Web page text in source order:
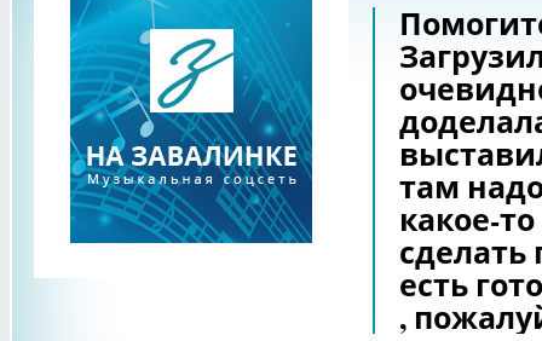
там
какое-
сделать
есть
,